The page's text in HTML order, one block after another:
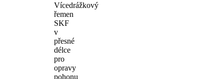
Vícedrážkový
řemen
SKF
v
přesné
délce
pro
opravy
pohonu